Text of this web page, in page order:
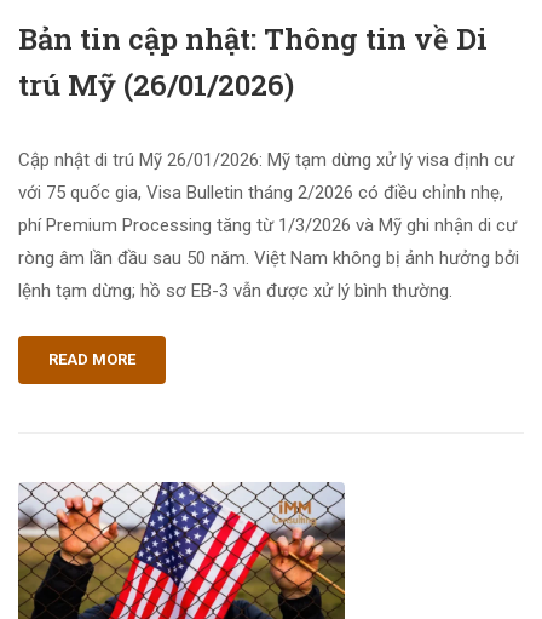
Bản tin cập nhật: Thông tin về Di
trú Mỹ (26/01/2026)
Cập nhật di trú Mỹ 26/01/2026: Mỹ tạm dừng xử lý visa định cư
với 75 quốc gia, Visa Bulletin tháng 2/2026 có điều chỉnh nhẹ,
phí Premium Processing tăng từ 1/3/2026 và Mỹ ghi nhận di cư
ròng âm lần đầu sau 50 năm. Việt Nam không bị ảnh hưởng bởi
lệnh tạm dừng; hồ sơ EB-3 vẫn được xử lý bình thường.
READ MORE